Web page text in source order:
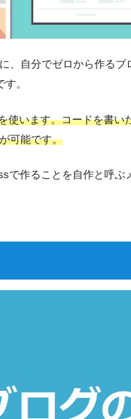
、自分でゼロから作るブ
。
使います。コードを書い
可能です。
作ることを自作と呼ぶ